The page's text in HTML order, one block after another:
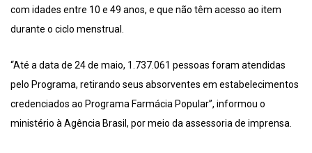
com idades entre 10 e 49 anos, e que não têm acesso ao item
durante o ciclo menstrual.
“Até a data de 24 de maio, 1.737.061 pessoas foram atendidas
pelo Programa, retirando seus absorventes em estabelecimentos
credenciados ao Programa Farmácia Popular”, informou o
ministério à Agência Brasil, por meio da assessoria de imprensa.